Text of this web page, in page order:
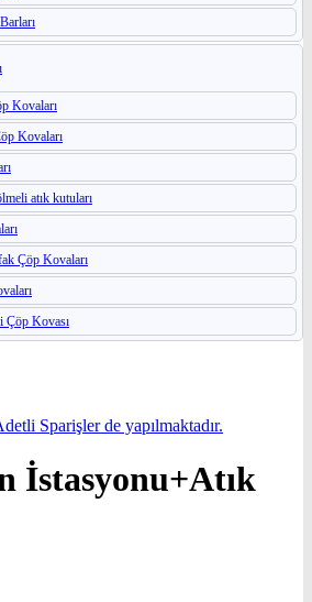
Kovaları
Kovaları
atık kutuları
Çöp Kovaları
Kovası
Sparişler de yapılmaktadır.
İstasyonu+Atık